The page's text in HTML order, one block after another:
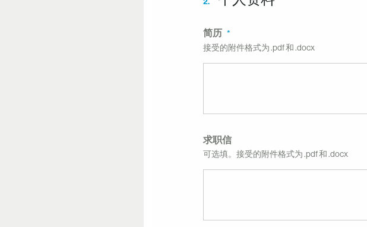
简历
接受的附件格式为 .pdf 和 .docx
求职信
可选填。接受的附件格式为 .pdf 和 .docx